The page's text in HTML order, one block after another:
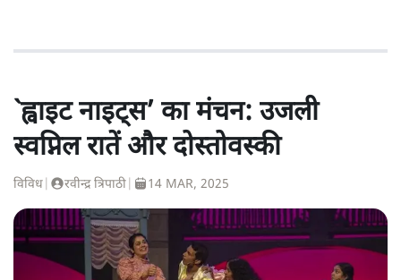
`ह्वाइट नाइट्स’ का मंचन: उजली
स्वप्निल रातें और दोस्तोवस्की
विविध रवीन्द्र त्रिपाठी 14 MAR, 2025